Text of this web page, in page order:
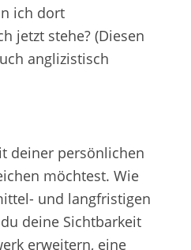
ich dort
jetzt stehe? (Diesen
anglizistisch
deiner persönlichen
möchtest. Wie
und langfristigen
deine Sichtbarkeit
erweitern, eine